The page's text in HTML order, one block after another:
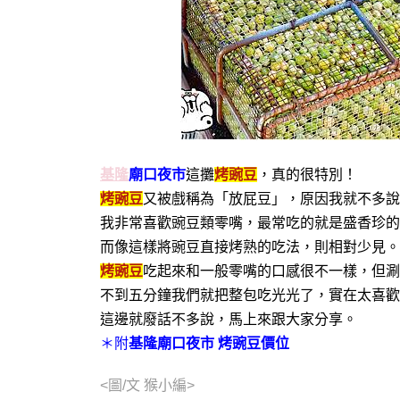
基隆廟口夜市這攤烤豌豆 ，真的很特別！
烤豌豆又被戲稱為「放屁豆」，原因我就不多
我非常喜歡豌豆類零嘴，最常吃的就是盛香珍
而像這樣將豌豆直接烤熟的吃法，則相對少見。
烤豌豆吃起來和一般零嘴的口感很不一樣，但
不到五分鐘我們就把整包吃光光了，實在太喜
這邊就廢話不多說，馬上來跟大家分享。
＊附基隆廟口夜市 烤豌豆價位
<圖/文 猴小編>